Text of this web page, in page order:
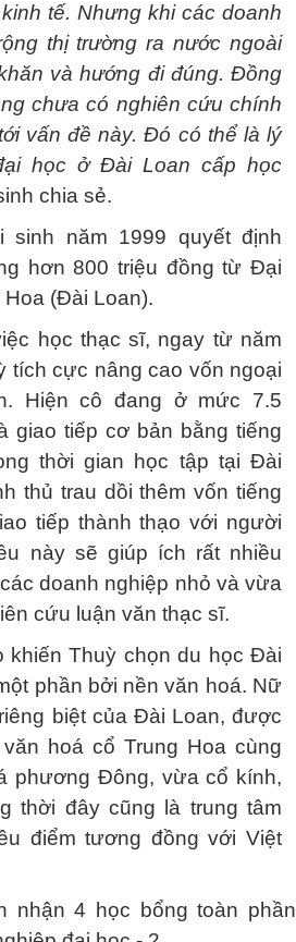
tế. Nhưng khi các doanh
thị trường ra nước ngoài
và hướng đi đúng. Đồng
chưa có nghiên cứu chính
vấn đề này. Đó có thể là lý
học ở Đài Loan cấp học
chia sẻ.
sinh năm 1999 quyết định
hơn 800 triệu đồng từ Đại
(Đài Loan).
học thạc sĩ, ngay từ năm
tích cực nâng cao vốn ngoại
Hiện cô đang ở mức 7.5
giao tiếp cơ bản bằng tiếng
thời gian học tập tại Đài
thủ trau dồi thêm vốn tiếng
tiếp thành thạo với người
này sẽ giúp ích rất nhiều
doanh nghiệp nhỏ và vừa
cứu luận văn thạc sĩ.
khiến Thuỳ chọn du học Đài
phần bởi nền văn hoá. Nữ
biệt của Đài Loan, được
hoá cổ Trung Hoa cùng
phương Đông, vừa cổ kính,
thời đây cũng là trung tâm
điểm tương đồng với Việt